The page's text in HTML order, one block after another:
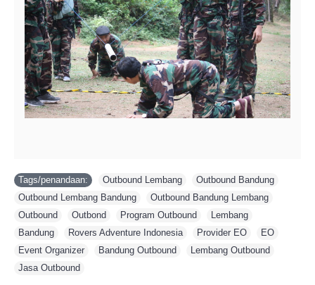
Tags/penandaan: Outbound Lembang Outbound Bandung
Outbound Lembang Bandung
Outbound Bandung Lembang
Outbound
Outbond Program Outbound Lembang
Bandung
Rovers Adventure Indonesia Provider EO EO
Event Organizer
Bandung Outbound Lembang Outbound
Jasa Outbound